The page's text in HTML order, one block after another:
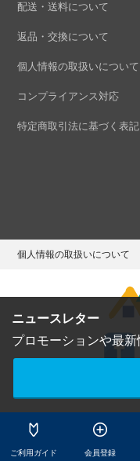
ご利用ガイド 会員登録
ニュースレター
プロモーションや最
配送・送料について
返品・交換について
個人情報の取扱いについて
コンプライアンス対応
特定商取引法に基づく表記
個人情報の取扱いについて